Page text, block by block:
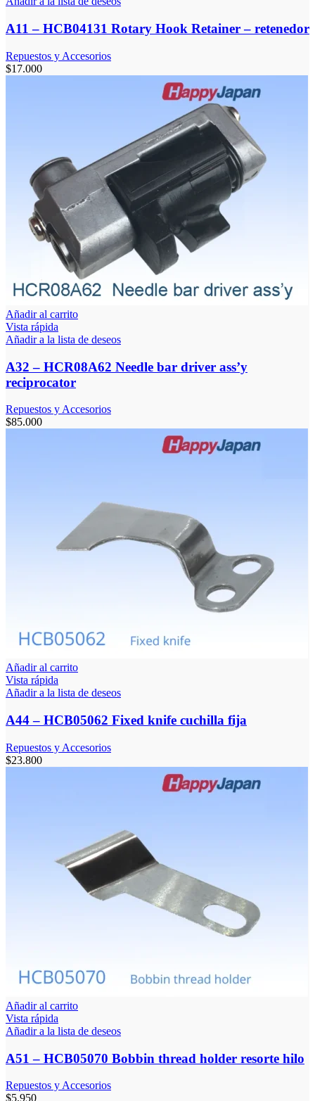
A11 – HCB04131 Rotary Hook Retainer – retenedor
Repuestos y Accesorios
$17.000
Añadir al carrito
Vista rápida
Añadir a la lista de deseos
A32 – HCR08A62 Needle bar driver ass’y
reciprocator
Repuestos y Accesorios
$85.000
Añadir al carrito
Vista rápida
Añadir a la lista de deseos
A44 – HCB05062 Fixed knife cuchilla fija
Repuestos y Accesorios
$23.800
Añadir al carrito
Vista rápida
Añadir a la lista de deseos
A51 – HCB05070 Bobbin thread holder resorte hilo
Repuestos y Accesorios
$5.950